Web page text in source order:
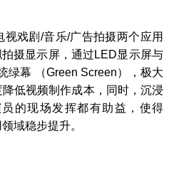
戏剧/音乐/广告拍摄两个应用
摄显示屏，通过LED显示屏与
绿幕 （Green Screen），极大
低视频制作成本，同时，沉浸
的现场发挥都有助益，使得
域稳步提升。